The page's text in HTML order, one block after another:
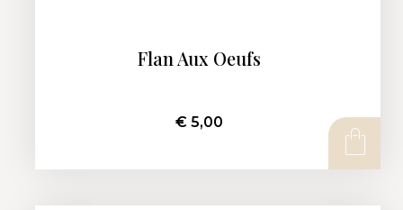
Flan Aux Oeufs
€5,00